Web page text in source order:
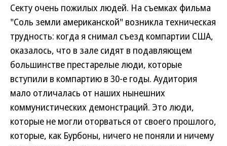
Секту очень пожилых людей. На съемках фильма
"Соль земли американской" возникла техническая
трудность: когда я снимал съезд компартии США,
оказалось, что в зале сидят в подавляющем
большинстве престарелые люди, которые
вступили в компартию в 30-е годы. Аудитория
мало отличалась от наших нынешних
коммунистических демонстраций. Это люди,
которые не могли оторваться от своего прошлого,
которые, как Бурбоны, ничего не поняли и ничему